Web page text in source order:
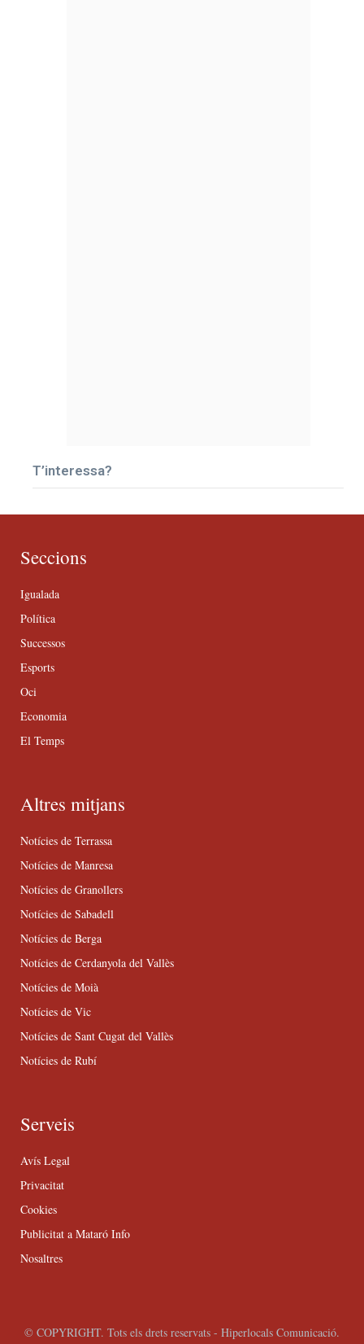
T’interessa?
Seccions
Igualada
Política
Successos
Esports
Oci
Economia
El Temps
Altres mitjans
Notícies de Terrassa
Notícies de Manresa
Notícies de Granollers
Notícies de Sabadell
Notícies de Berga
Notícies de Cerdanyola del Vallès
Notícies de Moià
Notícies de Vic
Notícies de Sant Cugat del Vallès
Notícies de Rubí
Serveis
Avís Legal
Privacitat
Cookies
Publicitat a Mataró Info
Nosaltres
© COPYRIGHT. Tots els drets reservats - Hiperlocals Comunicació.